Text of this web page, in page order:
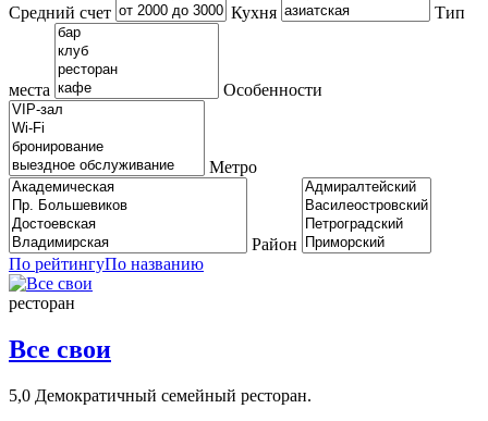
Средний счет Кухня Тип
места Особенности
Метро
Район
По рейтингуПо названию
ресторан
Все свои
5,0 Демократичный семейный ресторан.